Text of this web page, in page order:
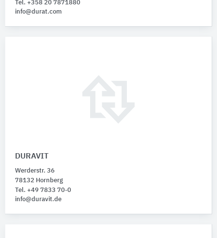
Tel. +358 20 7871880
info@durat.com
DURAVIT
Werderstr. 36
78132 Hornberg
Tel. +49 7833 70-0
info@duravit.de